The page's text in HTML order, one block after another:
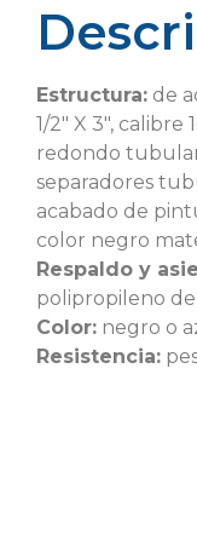
Estructura: de
1/2″ X 3″,
redondo
separadores
acabado de
color negro
Respaldo y
polipropileno de
Color: negro o
Resistencia: